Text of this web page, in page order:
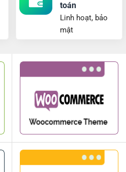
toán
Linh hoạt, bảo
mật